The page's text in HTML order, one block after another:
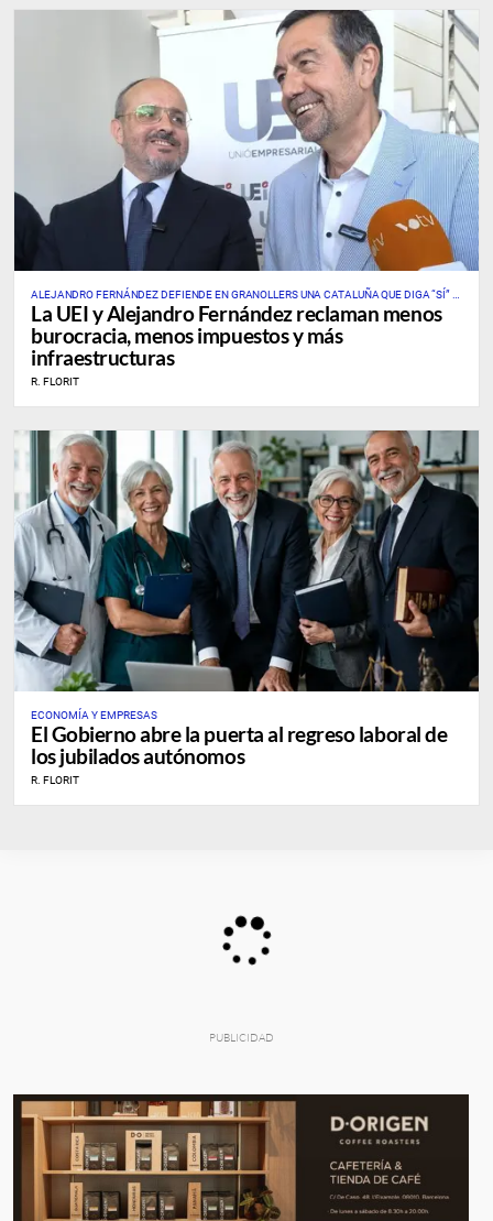
ALEJANDRO FERNÁNDEZ DEFIENDE EN GRANOLLERS UNA CATALUÑA QUE DIGA “SÍ” A
LA EMPRESA, LA INDUSTRIA Y LAS GRANDES INFRAESTRUCTURAS
La UEI y Alejandro Fernández reclaman menos
burocracia, menos impuestos y más
infraestructuras
R. FLORIT
ECONOMÍA Y EMPRESAS
El Gobierno abre la puerta al regreso laboral de
los jubilados autónomos
R. FLORIT